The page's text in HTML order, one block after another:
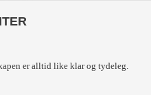
er alltid like klar og tydeleg.